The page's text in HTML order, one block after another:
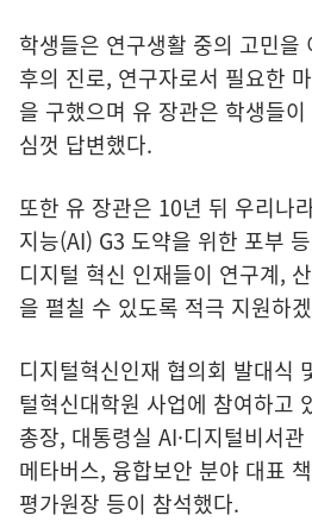
학생들은 연구생활 중의 고민을
후의 진로, 연구자로서 필요한
을 구했으며 유 장관은 학생들
심껏 답변했다.
또한 유 장관은 10년 뒤 우리나
지능(AI) G3 도약을 위한 포부
디지털 혁신 인재들이 연구계,
을 펼칠 수 있도록 적극 지원하
디지털혁신인재 협의회 발대식
털혁신대학원 사업에 참여하고
총장, 대통령실 AI·디지털비서
메타버스, 융합보안 분야 대표
평가원장 등이 참석했다.